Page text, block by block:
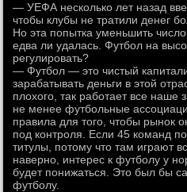
— УЕФА несколько лет назад
чтобы клубы не тратили денег
Но эта попытка уменьшить
едва ли удалась. Футбол на
регулировать?
— Футбол — это чистый
зарабатывать деньги в этой
плохого, так работает все наше
не менее футбольные
правила для того, чтобы рынок
под контроля. Если 45 команд
титулы, потому что там играют
наверно, интерес к футболу у
будет понижаться. Это был бы
футболу.